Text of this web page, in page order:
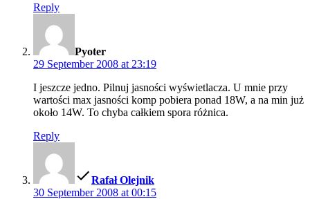
Reply
Pyoter
29 September 2008 at 23:19
I jeszcze jedno. Pilnuj jasności wyświetlacza. U mnie przy
wartości max jasności komp pobiera ponad 18W, a na min już
około 14W. To chyba całkiem spora różnica.
Reply
Rafał Olejnik
30 September 2008 at 00:15